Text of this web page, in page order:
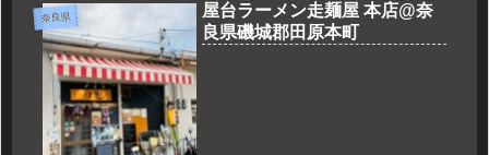
奈良県
屋台ラーメン走麺屋 本店@奈
良県磯城郡田原本町